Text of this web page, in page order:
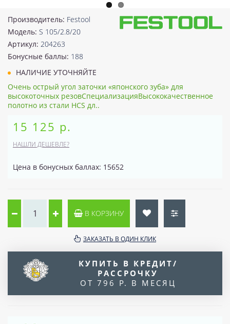
Производитель: Festool
Модель: S 105/2.8/20
Артикул: 204263
Бонусные баллы: 188
НАЛИЧИЕ УТОЧНЯЙТЕ
Очень острый угол заточки «японского зуба» для
высокоточных резовСпециализацияВысококачественное
полотно из стали HCS дл..
15 125 р.
НАШЛИ ДЕШЕВЛЕ?
Цена в бонусных баллах: 15652
В КОРЗИНУ
ЗАКАЗАТЬ В ОДИН КЛИК
КУПИТЬ В КРЕДИТ/
РАССРОЧКУ
ОТ 796 Р. В МЕСЯЦ